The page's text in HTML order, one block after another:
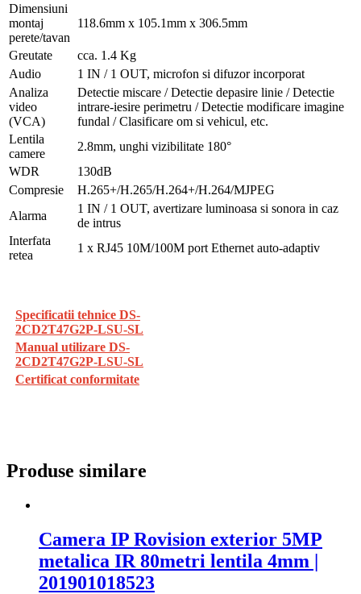
Dimensiuni
montaj
perete/tavan
118.6mm x 105.1mm x 306.5mm
Greutate
cca. 1.4 Kg
Audio
1 IN / 1 OUT, microfon si difuzor incorporat
Analiza
video
(VCA)
Detectie miscare / Detectie depasire linie / Detectie
intrare-iesire perimetru / Detectie modificare imagine
fundal / Clasificare om si vehicul, etc.
Lentila
camere
2.8mm, unghi vizibilitate 180°
WDR
130dB
Compresie
H.265+/H.265/H.264+/H.264/MJPEG
Alarma
1 IN / 1 OUT, avertizare luminoasa si sonora in caz
de intrus
Interfata
retea
1 x RJ45 10M/100M port Ethernet auto-adaptiv
Specificatii tehnice DS-
2CD2T47G2P-LSU-SL
Manual utilizare DS-
2CD2T47G2P-LSU-SL
Certificat conformitate
Produse similare
Camera IP Rovision exterior 5MP
metalica IR 80metri lentila 4mm |
201901018523